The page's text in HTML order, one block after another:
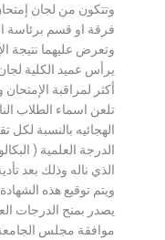
وتتكون من لجان
فرقة او قسم برئاسة
وتعرض عليهما نتيجة
يرأس عميد الكلية
أكثر لمراقبة الإمتحان
تلعن اسماء الطلاب
الهجائيه بالنسبة لكل
الدرجة العلمية (
الذي ناله وذلك بعد
ويتم توقيع هذه
يصدر بمنح الدرجات
موافقة مجلس